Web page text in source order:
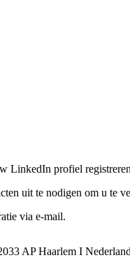
profiel
uit te nodigen om u te
via e-mail.
AP Haarlem I